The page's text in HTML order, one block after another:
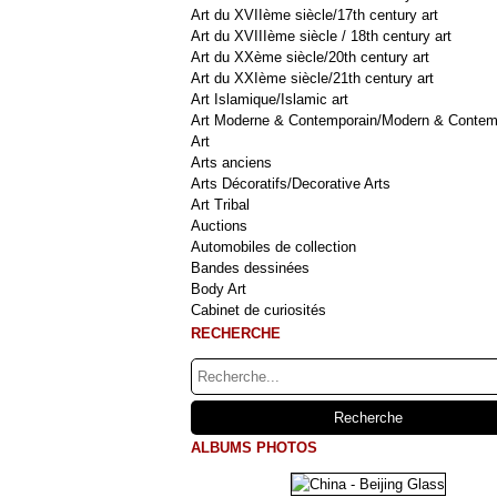
Art du XVIIème siècle/17th century art
Art du XVIIIème siècle / 18th century art
Art du XXème siècle/20th century art
Art du XXIème siècle/21th century art
Art Islamique/Islamic art
Art Moderne & Contemporain/Modern &
Art
Arts anciens
Arts Décoratifs/Decorative Arts
Art Tribal
Auctions
Automobiles de collection
Bandes dessinées
Body Art
Cabinet de curiosités
RECHERCHE
ALBUMS PHOTOS